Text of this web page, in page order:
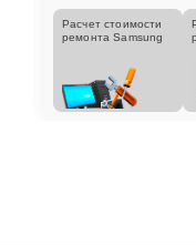
Расчет стоимости
ремонта Samsung